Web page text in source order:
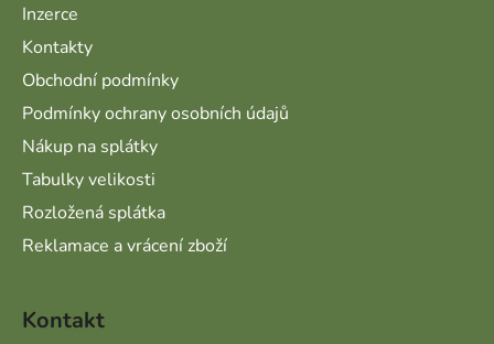
Inzerce
Kontakty
Obchodní podmínky
Podmínky ochrany osobních údajů
Nákup na splátky
Tabulky velikosti
Rozložená splátka
Reklamace a vrácení zboží
Kontakt